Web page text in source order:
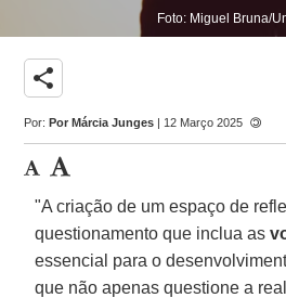
Foto: Miguel Bruna/
share
Por:Por Márcia Junges | 12 Março 2025
"A criação de um espaço de
questionamento que inclua as
essencial para o
que não apenas questione a